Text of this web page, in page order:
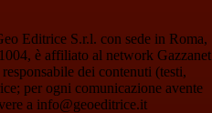
Editrice S.r.l. con sede in Roma,
è affiliato al network Gazzanet
dei contenuti (testi,
per ogni comunicazione avente
a info@geoeditrice.it